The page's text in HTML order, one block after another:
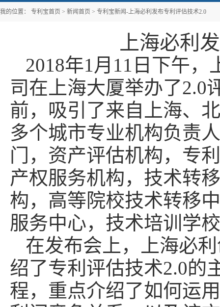
我的位置： 专利宝首页 > 新闻首页 > 专利宝新闻-上海必利发布专利评估技术2.0
上海必利
2018年1月11日下午
司在上海大厦举办了2.0
前，吸引了来自上海、
多个城市专业机构负责
门，资产评估机构，专
产权服务机构，技术转
构，高等院校技术转移
服务中心，技术培训学
在发布会上，上海必
绍了专利评估技术2.0的
程，重点介绍了如何运